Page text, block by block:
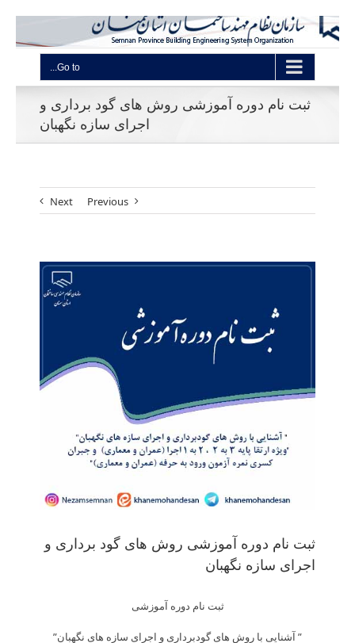
Go to...
ثبت نام دوره آموزشی روش های گود برداری و
اجرای سازه نگهبان
Previous
Next
View
ثبت نام دوره آموزشی روش های گود برداری و
اجرای سازه نگهبان
ثبت نام دوره آموزشی
” آشنایی با روش های گودبرداری و اجرای سازه های نگهبان”